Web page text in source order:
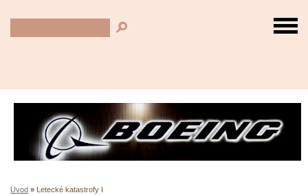
Úvod » Letecké katastrofy I